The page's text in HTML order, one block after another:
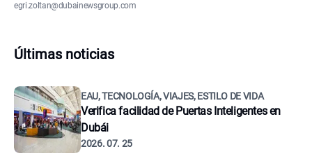
egri.zoltan@dubainewsgroup.com
Últimas noticias
EAU, TECNOLOGÍA, VIAJES, ESTILO DE VIDA
Verifica facilidad de Puertas Inteligentes en
Dubái
2026. 07. 25